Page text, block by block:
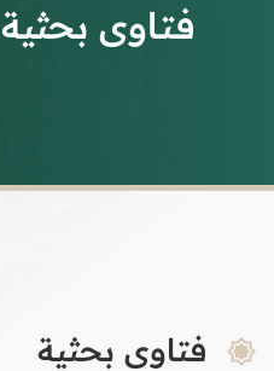
فتاوى بحثية
فتاوى بحثية